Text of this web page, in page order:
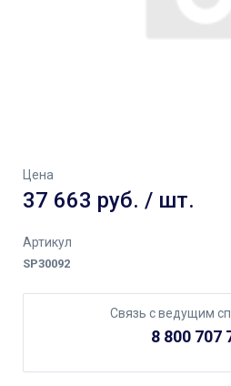
Цена
37 663 руб. / шт.
Артикул
SP30092
Связь с ведущим
8 800 707